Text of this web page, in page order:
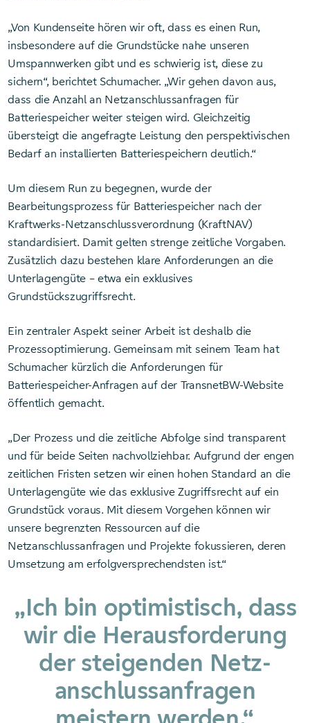
„Von Kundenseite hören wir oft, dass es einen Run,
insbesondere auf die Grundstücke nahe unseren
Umspannwerken gibt und es schwierig ist, diese zu
sichern“, berichtet Schumacher. „Wir gehen davon aus,
dass die Anzahl an Netzanschlussanfragen für
Batteriespeicher weiter steigen wird. Gleichzeitig
übersteigt die angefragte Leistung den perspektivischen
Bedarf an installierten Batteriespeichern deutlich.“
Um diesem Run zu begegnen, wurde der
Bearbeitungsprozess für Batteriespeicher nach der
Kraftwerks-Netzanschlussverordnung (KraftNAV)
standardisiert. Damit gelten strenge zeitliche Vorgaben.
Zusätzlich dazu bestehen klare Anforderungen an die
Unterlagengüte – etwa ein exklusives
Grundstückszugriffsrecht.
Ein zentraler Aspekt seiner Arbeit ist deshalb die
Prozessoptimierung. Gemeinsam mit seinem Team hat
Schumacher kürzlich die Anforderungen für
Batteriespeicher-Anfragen auf der TransnetBW-Website
öffentlich gemacht.
„Der Prozess und die zeitliche Abfolge sind transparent
und für beide Seiten nachvollziehbar. Aufgrund der engen
zeitlichen Fristen setzen wir einen hohen Standard an die
Unterlagengüte wie das exklusive Zugriffsrecht auf ein
Grundstück voraus. Mit diesem Vorgehen können wir
unsere begrenzten Ressourcen auf die
Netzanschlussanfragen und Projekte fokussieren, deren
Umsetzung am erfolgversprechendsten ist.“
„Ich bin optimistisch, dass
wir die Heraus­forderung
der steigenden Netz­
anschluss­anfragen